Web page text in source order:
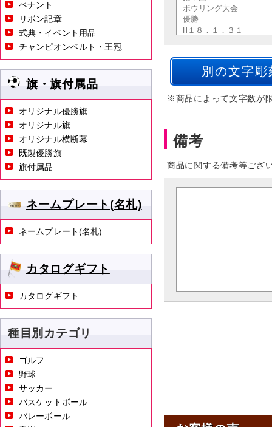
※商品によって文字数が
備考
商品に関する備考等ござ
ペナント
リボン記章
式典・イベント用品
チャンピオンベルト・王冠
旗・旗付属品
オリジナル優勝旗
オリジナル旗
オリジナル横断幕
既製優勝旗
旗付属品
ネームプレート(名札)
ネームプレート(名札)
カタログギフト
カタログギフト
種目別カテゴリ
ゴルフ
野球
サッカー
バスケットボール
バレーボール